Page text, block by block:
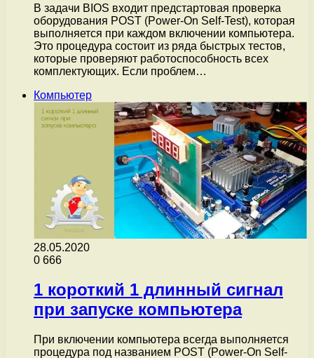
В задачи BIOS входит предстартовая проверка
оборудования POST (Power-On Self-Test), которая
выполняется при каждом включении компьютера.
Это процедура состоит из ряда быстрых тестов,
которые проверяют работоспособность всех
комплектующих. Если проблем…
Компьютер
28.05.2020
0 666
1 короткий 1 длинный сигнал
при запуске компьютера
При включении компьютера всегда выполняется
процедура под названием POST (Power-On Self-